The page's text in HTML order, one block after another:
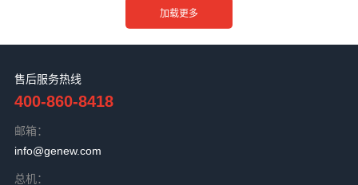
售后服务热线
400-860-8418
邮箱：
info@genew.com
总机：